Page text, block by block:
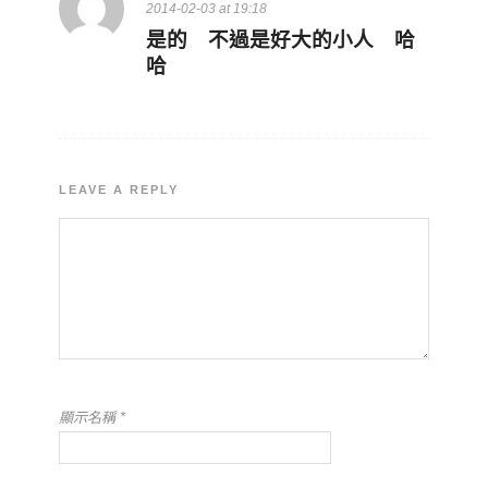
2014-02-03 at 19:18
是的 不過是好大的小人 哈
哈
LEAVE A REPLY
顯示名稱 *